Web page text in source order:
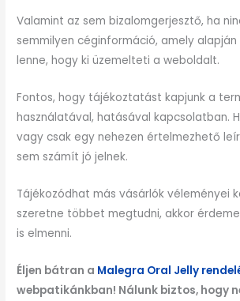
Valamint az sem bizalomgerjesztő, ha
semmilyen céginformáció, amely
lenne, hogy ki üzemelteti a weboldalt.
Fontos, hogy tájékoztatást kapjunk a
használatával, hatásával kapcsolatban.
vagy csak egy nehezen értelmezhető
sem számít jó jelnek.
Tájékozódhat más vásárlók véleményei
szeretne többet megtudni, akkor
is elmenni.
Éljen bátran a Malegra Oral Jelly
webpatikánkban! Nálunk biztos, hogy